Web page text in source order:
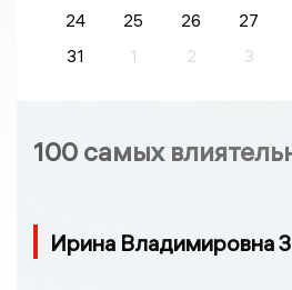
24
25 26 27
31
1 2 3
100 самых
Ирина Владимировна